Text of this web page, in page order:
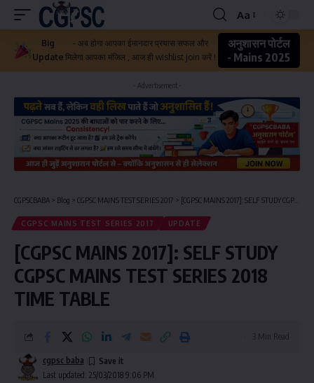
Aa
Big
Update
- अब होगा आपका ईमानदार प्रयास सफल और
मिलेगा आपका मंजिल , आज ही wishlist join करें !
अनुशासन पोर्टल
- Mains 2025
- Advertisement -
CGPSCBABA > Blog > CGPSC MAINS TEST SERIES 2017 > [CGPSC MAINS 2017]: SELF STUDY CGPSC MAINS TEST SERIES 2018 TIME TABLE
CGPSC MAINS TEST SERIES 2017 UPDATE
[CGPSC MAINS 2017]: SELF STUDY
CGPSC MAINS TEST SERIES 2018
TIME TABLE
Last updated: 25/03/2018 9:06 PM
cgpsc baba
3 Min Read